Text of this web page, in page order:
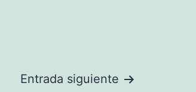
Entrada siguiente